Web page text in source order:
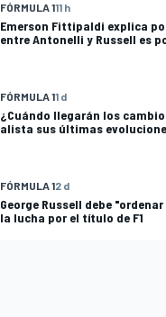
FÓRMULA 111 h
Emerson Fittipaldi explica
entre Antonelli y Russell es
FÓRMULA 11 d
¿Cuándo llegarán los
alista sus últimas
FÓRMULA 12 d
George Russell debe
la lucha por el título de F1